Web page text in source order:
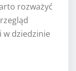
rozważyć
dziedzinie